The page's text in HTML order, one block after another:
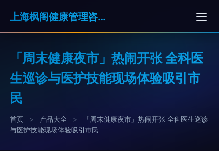
上海枫阁健康管理咨询有限公司
「周末健康夜市」热闹开张 全科医
生巡诊与医护技能现场体验吸引市
民
首页 > 产品大全 >
「周末健康夜市」热闹开张 全科医生巡诊
与医护技能现场体验吸引市民